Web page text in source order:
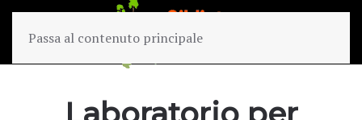
Passa al contenuto principale